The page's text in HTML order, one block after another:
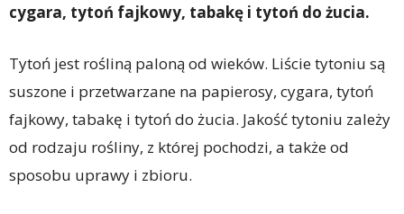
cygara, tytoń fajkowy, tabakę i tytoń do żucia.
Tytoń jest rośliną paloną od wieków. Liście tytoniu są
suszone i przetwarzane na papierosy, cygara, tytoń
fajkowy, tabakę i tytoń do żucia. Jakość tytoniu zależy
od rodzaju rośliny, z której pochodzi, a także od
sposobu uprawy i zbioru.